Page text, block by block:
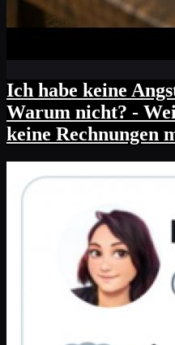
Ich habe keine
Warum nicht? -
keine Rechnungen